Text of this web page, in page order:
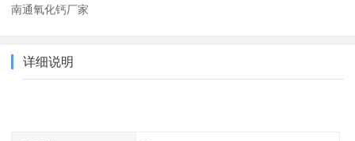
南通氧化钙厂家
详细说明